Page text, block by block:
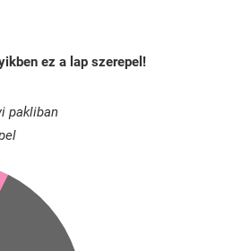
ez a lap szerepel!
pakliban